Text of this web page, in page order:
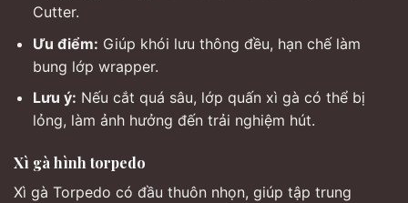
Cutter.
Ưu điểm: Giúp khói lưu thông đều, hạn chế làm
bung lớp wrapper.
Lưu ý: Nếu cắt quá sâu, lớp quấn xì gà có thể bị
lỏng, làm ảnh hưởng đến trải nghiệm hút.
Xì gà hình torpedo
Xì gà Torpedo có đầu thuôn nhọn, giúp tập trung